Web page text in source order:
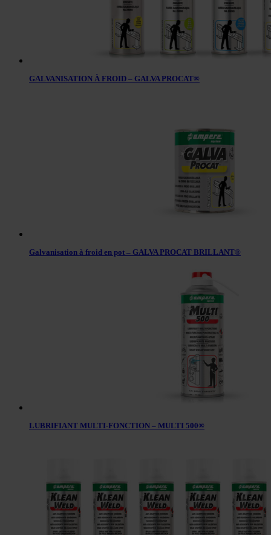
GALVANISATION À FROID – GALVA PROCAT®
Galvanisation à froid en pot – GALVA PROCAT BRILLANT®
LUBRIFIANT MULTI-FONCTION – MULTI 500®